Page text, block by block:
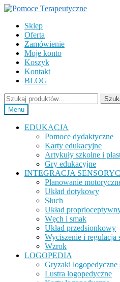
Przejdź
nawigacji
Przejdź
treści
Sklep
Oferta
Zamówienie
Moje konto
Koszyk
Kontakt
BLOG
Szukaj:
Menu
EDUKACJA
Pomoce dydaktyczne
Karty edukacyjne
Artykuły szkolne i
Gry edukacyjne
INTEGRACJA
Planowanie
Układ dotykowy
Słuch
Układ
Węch i smak
Układ przedsionkowy
Wyciszenie i regulacja
Wzrok
LOGOPEDIA
Gryzaki logopedyczne
Lustra logopedyczne